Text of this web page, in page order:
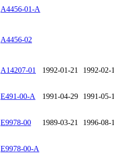
A4456-01-A
A4456-02
A14207-01 1992-01-21 1992-02-
E491-00-A 1991-04-29 1991-05-
E9978-00 1989-03-21 1996-08-
E9978-00-A